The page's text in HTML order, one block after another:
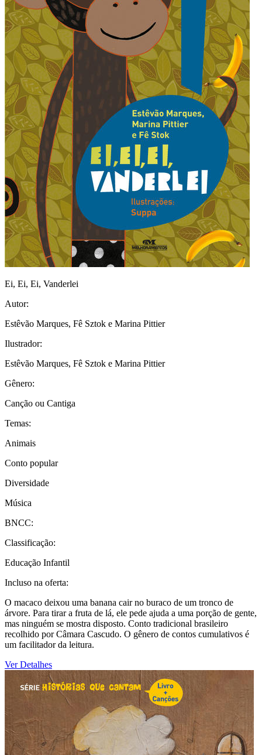
Ei, Ei, Ei, Vanderlei
Autor:
Estêvão Marques, Fê Sztok e Marina Pittier
Ilustrador:
Estêvão Marques, Fê Sztok e Marina Pittier
Gênero:
Canção ou Cantiga
Temas:
Animais
Conto popular
Diversidade
Música
BNCC:
Classificação:
Educação Infantil
Incluso na oferta:
O macaco deixou uma banana cair no buraco de um tronco de
árvore. Para tirar a fruta de lá, ele pede ajuda a uma porção de gente,
mas ninguém se mostra disposto. Conto tradicional brasileiro
recolhido por Câmara Cascudo. O gênero de contos cumulativos é
um facilitador da leitura.
Ver Detalhes